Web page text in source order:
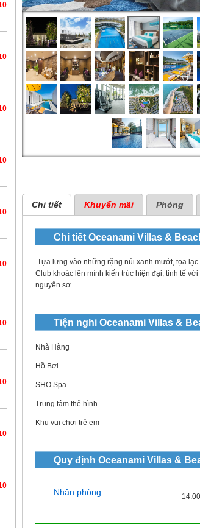
Chi tiết Khuyến mãi Phòng
Chi tiết Oceanami Villas &
Tựa lưng vào những rặng núi xanh mướt, tọa
Club khoác lên mình kiến trúc hiện đại, tinh tế
nguyên sơ.
Tiện nghi Oceanami Villas &
Nhà Hàng
Hồ Bơi
SHO Spa
Trung tâm thể hình
Khu vui chơi trẻ em
Quy định Oceanami Villas &
Nhận phòng 14:00